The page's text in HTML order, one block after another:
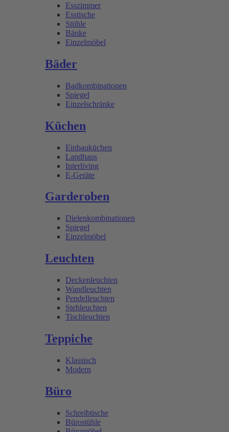
Esszimmer
Esstische
Stühle
Bänke
Einzelmöbel
Bäder
Badkombinationen
Spiegel
Einzelschränke
Küchen
Einbauküchen
Landhaus
Interliving
E-Geräte
Garderoben
Dielenkombinationen
Spiegel
Einzelmöbel
Leuchten
Deckenleuchten
Wandleuchten
Pendelleuchten
Stehleuchten
Tischleuchten
Teppiche
Klassisch
Modern
Büro
Schreibtische
Bürostühle